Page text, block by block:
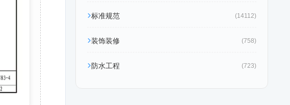
标准规范 (14112)
装饰装修 (758)
防水工程 (723)